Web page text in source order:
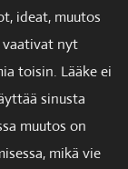
ideat, muutos
vaativat nyt
toisin. Lääke ei
sinusta
muutos on
mikä vie